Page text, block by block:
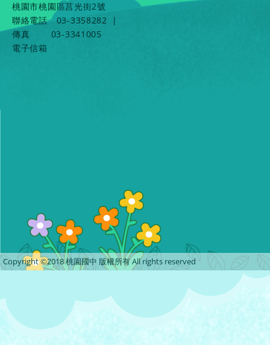
桃園市桃園區莒光街2號
聯絡電話
03-3358282
|
傳真
03-3341005
電子信箱
Copyright ©2018 桃園國中 版權所有 All rights reserved